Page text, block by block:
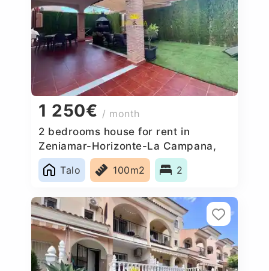
1 250€ / month
2 bedrooms house for rent in
Zeniamar-Horizonte-La Campana,
Spain
Talo
100m2 2